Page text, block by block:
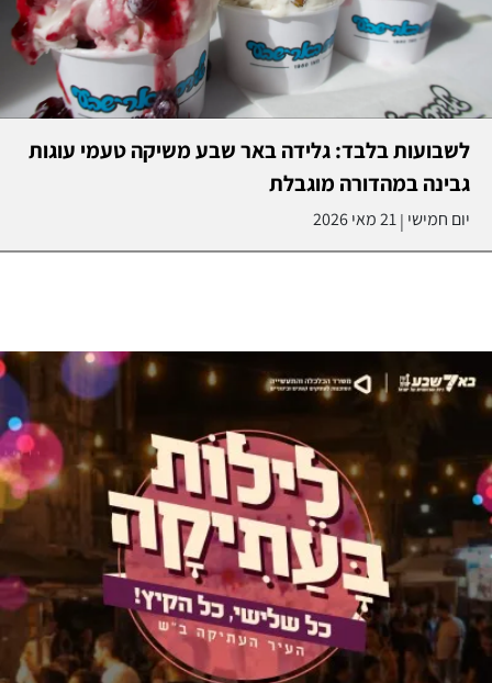
לשבועות בלבד: גלידה באר שבע משיקה טעמי עוגות
גבינה במהדורה מוגבלת
יום חמישי |21 מאי 2026